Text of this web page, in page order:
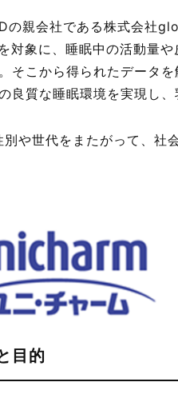
の親会社である株式会社
対象に、睡眠中の活動量
そこから得られたデータ
良質な睡眠環境を実現し
や世代をまたがって、社
目的